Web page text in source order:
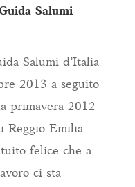
Salumi
Salumi d’Italia
2013 a seguito
primavera 2012
Reggio Emilia
felice che a
ci sta